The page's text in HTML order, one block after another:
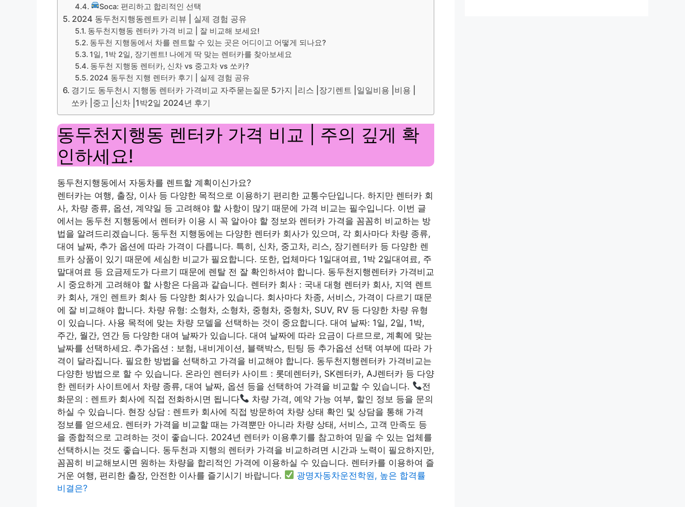
Soca: 편리하고 합리적인 선택
2024 동두천지행동렌트카 리뷰 | 실제 경험 공유
동두천지행동 렌터카 가격 비교 | 잘 비교해 보세요!
동두천 지행동에서 차를 렌트할 수 있는 곳은 어디이고 어떻게 되나요?
1일, 1박 2일, 장기렌트! 나에게 딱 맞는 렌터카를 찾아보세요
동두천 지행동 렌터카, 신차 vs 중고차 vs 쏘카?
2024 동두천 지행 렌터카 후기 | 실제 경험 공유
경기도 동두천시 지행동 렌터카 가격비교 자주묻는질문 5가지 |리스 |장기렌트 |일일비용 |비용 |
쏘카 |중고 |신차 |1박2일 2024년 후기
동두천지행동 렌터카 가격 비교 | 주의 깊게 확
인하세요!
동두천지행동에서 자동차를 렌트할 계획이신가요?
렌터카는 여행, 출장, 이사 등 다양한 목적으로 이용하기 편리한 교통수단입니다. 하지만 렌터카 회
사, 차량 종류, 옵션, 계약일 등 고려해야 할 사항이 많기 때문에 가격 비교는 필수입니다. 이번 글
에서는 동두천 지행동에서 렌터카 이용 시 꼭 알아야 할 정보와 렌터카 가격을 꼼꼼히 비교하는 방
법을 알려드리겠습니다. 동두천 지행동에는 다양한 렌터카 회사가 있으며, 각 회사마다 차량 종류,
대여 날짜, 추가 옵션에 따라 가격이 다릅니다. 특히, 신차, 중고차, 리스, 장기렌터카 등 다양한 렌
트카 상품이 있기 때문에 세심한 비교가 필요합니다. 또한, 업체마다 1일대여료, 1박 2일대여료, 주
말대여료 등 요금제도가 다르기 때문에 렌탈 전 잘 확인하셔야 합니다. 동두천지행렌터카 가격비교
시 중요하게 고려해야 할 사항은 다음과 같습니다. 렌터카 회사 : 국내 대형 렌터카 회사, 지역 렌트
카 회사, 개인 렌트카 회사 등 다양한 회사가 있습니다. 회사마다 차종, 서비스, 가격이 다르기 때문
에 잘 비교해야 합니다. 차량 유형: 소형차, 소형차, 중형차, 중형차, SUV, RV 등 다양한 차량 유형
이 있습니다. 사용 목적에 맞는 차량 모델을 선택하는 것이 중요합니다. 대여 날짜: 1일, 2일, 1박,
주간, 월간, 연간 등 다양한 대여 날짜가 있습니다. 대여 날짜에 따라 요금이 다르므로, 계획에 맞는
날짜를 선택하세요. 추가옵션 : 보험, 내비게이션, 블랙박스, 틴팅 등 추가옵션 선택 여부에 따라 가
격이 달라집니다. 필요한 방법을 선택하고 가격을 비교해야 합니다. 동두천지행렌터카 가격비교는
다양한 방법으로 할 수 있습니다. 온라인 렌터카 사이트 : 롯데렌터카, SK렌터카, AJ렌터카 등 다양
한 렌터카 사이트에서 차량 종류, 대여 날짜, 옵션 등을 선택하여 가격을 비교할 수 있습니다.
전
화문의 : 렌트카 회사에 직접 전화하시면 됩니다
차량 가격, 예약 가능 여부, 할인 정보 등을 문의
하실 수 있습니다. 현장 상담 : 렌트카 회사에 직접 방문하여 차량 상태 확인 및 상담을 통해 가격
정보를 얻으세요. 렌터카 가격을 비교할 때는 가격뿐만 아니라 차량 상태, 서비스, 고객 만족도 등
을 종합적으로 고려하는 것이 좋습니다. 2024년 렌터카 이용후기를 참고하여 믿을 수 있는 업체를
선택하시는 것도 좋습니다. 동두천과 지행의 렌터카 가격을 비교하려면 시간과 노력이 필요하지만,
꼼꼼히 비교해보시면 원하는 차량을 합리적인 가격에 이용하실 수 있습니다. 렌터카를 이용하여 즐
거운 여행, 편리한 출장, 안전한 이사를 즐기시기 바랍니다.
광명자동차운전학원, 높은 합격률
비결은?